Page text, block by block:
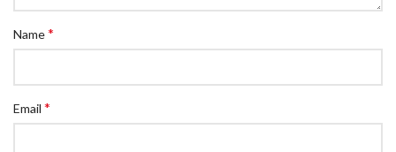
Name*
Email *